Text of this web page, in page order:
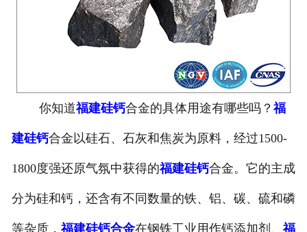
你知道福建硅钙合金的具体用途有哪些吗？ 福
建硅钙合金以硅石、石灰和焦炭为原料，经过1500-
1800度强还原气氛中获得的福建硅钙合金。它的主成
分为硅和钙，还含有不同数量的铁、铝、碳、硫和磷
等杂质， 福建硅钙合金在钢铁工业用作钙添加剂、 福